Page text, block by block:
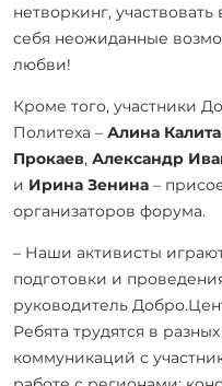
нетворкинг,
себя неожиданные
любви!
Кроме того, участники
Политеха – Алина Калита
Прокаев, Александр
и Ирина Зенина –
организаторов форума.
– Наши активисты
подготовки и
руководитель
Ребята трудятся в
коммуникаций с